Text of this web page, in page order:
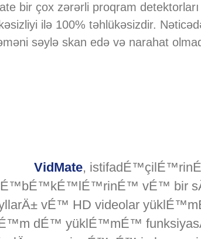
bir çox zərərli proqram
ilə 100% təhlükəsizdir.
səylə skan edə və narahat
VidMate,
vÉ™ bir
vÉ™ HD videolar
dÉ™ yüklÉ™mÉ™